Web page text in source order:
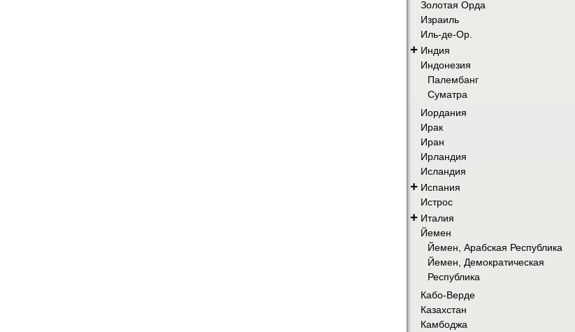
Золотая Орда
Израиль
Иль-де-Ор.
+ Индия
Индонезия
Палембанг
Суматра
Иордания
Ирак
Иран
Ирландия
Исландия
+ Испания
Истрос
+ Италия
Йемен
Йемен, Арабская Республика
Йемен, Демократическая
Республика
Кабо-Верде
Казахстан
Камбоджа